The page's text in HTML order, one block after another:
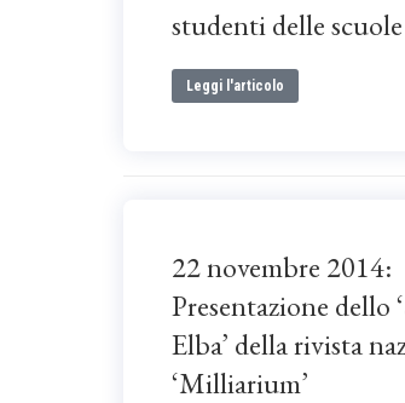
studenti delle
Leggi l'articolo
22 novembre 2014:
Presentazione dello
Elba’ della rivista
‘Milliarium’